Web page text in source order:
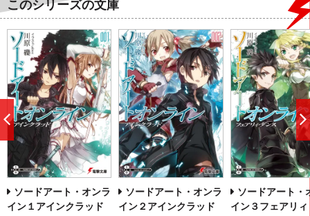
このシリーズの文庫
ソードアート・オンラ
イン１アインクラッド
ソードアート・オンラ
イン２アインクラッド
ソードアート・
イン３フェアリィ